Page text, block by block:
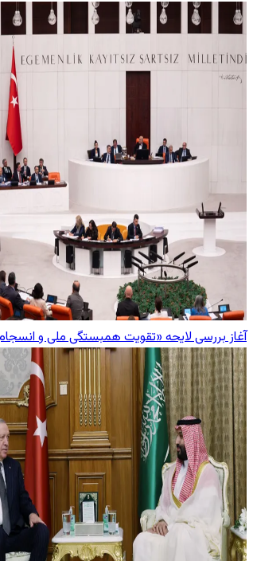
آغاز بررسی لایحه «تقویت همبستگی ملی و